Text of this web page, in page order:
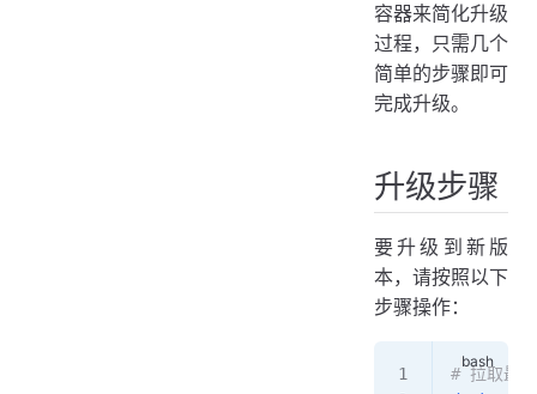
容器来简化升级
过程，只需几个
简单的步骤即可
完成升级。
升级步骤
要升级到新版
本，请按照以下
步骤操作：
# 拉取最